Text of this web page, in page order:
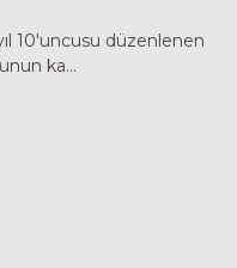
10'uncusu düzenlenen
ka...